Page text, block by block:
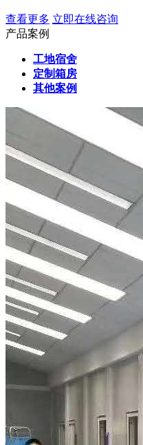
查看更多 立即在线咨询
产品案例
工地宿舍
定制箱房
其他案例